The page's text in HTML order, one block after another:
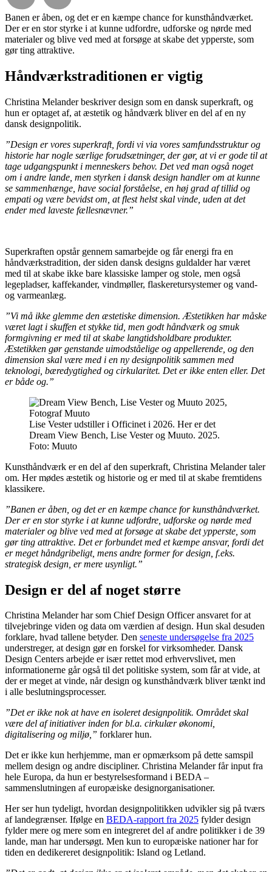
Banen er åben, og det er en kæmpe chance for kunsthåndværket.
Der er en stor styrke i at kunne udfordre, udforske og nørde med
materialer og blive ved med at forsøge at skabe det ypperste, som
gør ting attraktive.
Håndværkstraditionen er vigtig
Christina Melander beskriver design som en dansk superkraft, og
hun er optaget af, at æstetik og håndværk bliver en del af en ny
dansk designpolitik.
”Design er vores superkraft, fordi vi via vores samfundsstruktur og
historie har nogle særlige forudsætninger, der gør, at vi er gode til at
tage udgangspunkt i menneskers behov. Det ved man også noget
om i andre lande, men styrken i dansk design handler om at kunne
se sammenhænge, have social forståelse, en høj grad af tillid og
empati og være bevidst om, at flest helst skal vinde, uden at det
ender med laveste fællesnævner.”
Superkraften opstår gennem samarbejde og får energi fra en
håndværkstradition, der siden dansk designs guldalder har været
med til at skabe ikke bare klassiske lamper og stole, men også
legepladser, kaffekander, vindmøller, flaskeretursystemer og vand-
og varmeanlæg.
”Vi må ikke glemme den æstetiske dimension. Æstetikken har måske
været lagt i skuffen et stykke tid, men godt håndværk og smuk
formgivning er med til at skabe langtidsholdbare produkter.
Æstetikken gør genstande uimodståelige og appellerende, og den
dimension skal være med i en ny designpolitik sammen med
teknologi, bæredygtighed og cirkularitet. Det er ikke enten eller. Det
er både og.”
Lise Vester udstiller i Officinet i 2026. Her er det
Dream View Bench, Lise Vester og Muuto. 2025.
Foto: Muuto
Kunsthåndværk er en del af den superkraft, Christina Melander taler
om. Her mødes æstetik og historie og er med til at skabe fremtidens
klassikere.
”Banen er åben, og det er en kæmpe chance for kunsthåndværket.
Der er en stor styrke i at kunne udfordre, udforske og nørde med
materialer og blive ved med at forsøge at skabe det ypperste, som
gør ting attraktive. Det er forbundet med et kæmpe ansvar, fordi det
er meget håndgribeligt, mens andre former for design, f.eks.
strategisk design, er mere usynligt.”
Design er del af noget større
Christina Melander har som Chief Design Officer ansvaret for at
tilvejebringe viden og data om værdien af design. Hun skal desuden
forklare, hvad tallene betyder. Den seneste undersøgelse fra 2025
understreger, at design gør en forskel for virksomheder. Dansk
Design Centers arbejde er især rettet mod erhvervslivet, men
informationerne går også til det politiske system, som får at vide, at
der er meget at vinde, når design og kunsthåndværk bliver tænkt ind
i alle beslutningsprocesser.
”Det er ikke nok at have en isoleret designpolitik. Området skal
være del af initiativer inden for bl.a. cirkulær økonomi,
digitalisering og miljø,” forklarer hun.
Det er ikke kun herhjemme, man er opmærksom på dette samspil
mellem design og andre discipliner. Christina Melander får input fra
hele Europa, da hun er bestyrelsesformand i BEDA –
sammenslutningen af europæiske designorganisationer.
Her ser hun tydeligt, hvordan designpolitikken udvikler sig på tværs
af landegrænser. Ifølge en BEDA-rapport fra 2025 fylder design
fylder mere og mere som en integreret del af andre politikker i de 39
lande, man har undersøgt. Men kun to europæiske nationer har for
tiden en dedikereret designpolitik: Island og Letland.